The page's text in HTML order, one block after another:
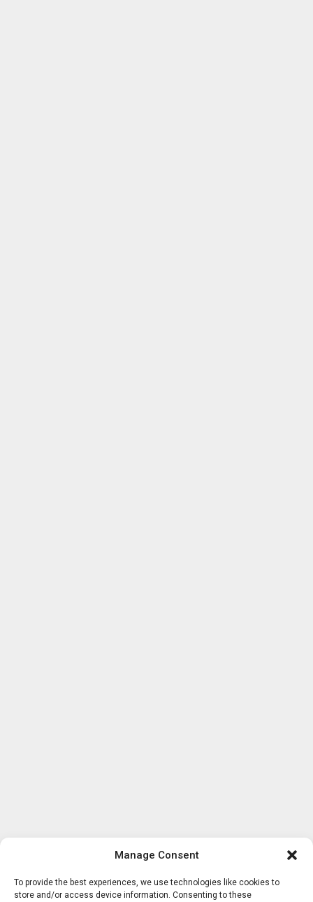
Manage Consent
To provide the best experiences, we use technologies like cookies to
store and/or access device information. Consenting to these